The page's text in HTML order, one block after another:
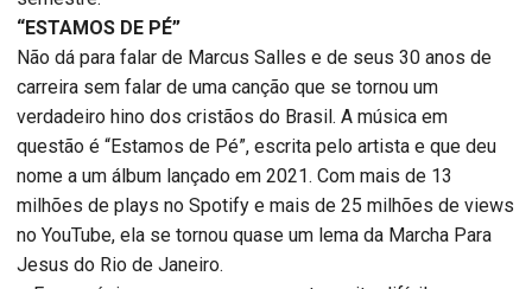
“ESTAMOS DE PÉ”
Não dá para falar de Marcus Salles e de seus 30 anos de
carreira sem falar de uma canção que se tornou um
verdadeiro hino dos cristãos do Brasil. A música em
questão é “Estamos de Pé”, escrita pelo artista e que deu
nome a um álbum lançado em 2021. Com mais de 13
milhões de plays no Spotify e mais de 25 milhões de views
no YouTube, ela se tornou quase um lema da Marcha Para
Jesus do Rio de Janeiro.